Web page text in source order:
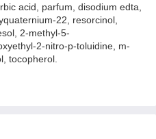
acid, parfum, disodium edta,
22, resorcinol,
2-methyl-5-
2-nitro-p-toluidine, m-
tocopherol.